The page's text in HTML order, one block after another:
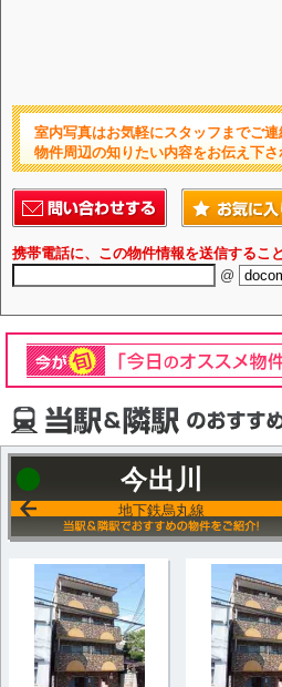
室内写真はお気軽にスタッフまでご
物件周辺の知りたい内容をお伝え下
携帯電話に、この物件情報を送信するこ
@
今出川
地下鉄烏丸線